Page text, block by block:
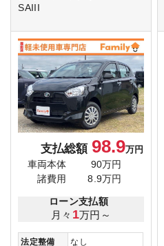
SAIII
支払総額 98.9万円
車両本体
90万円
諸費用
8.9万円
ローン支払額
月々 1万円～
法定整備
なし